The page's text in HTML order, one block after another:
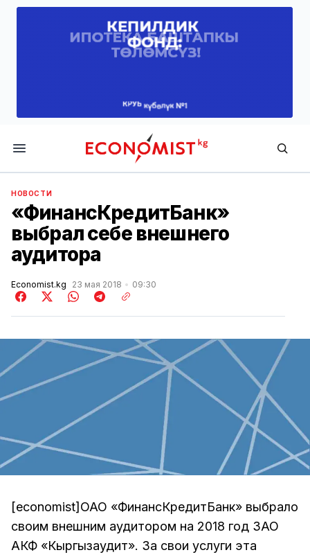
Economist.kg
НОВОСТИ
«ФинансКредитБанк»
выбрал себе внешнего
аудитора
Economist.kg 23 мая 2018 09:30
[economist]ОАО «ФинансКредитБанк» выбрало
своим внешним аудитором на 2018 год ЗАО
АКФ «Кыргызаудит». За свои услуги эта